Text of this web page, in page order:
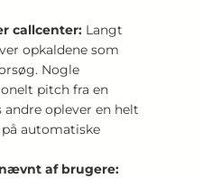
callcenter: Langt
opkaldene som
Nogle
pitch fra en
oplever en helt
automatiske
af brugere: